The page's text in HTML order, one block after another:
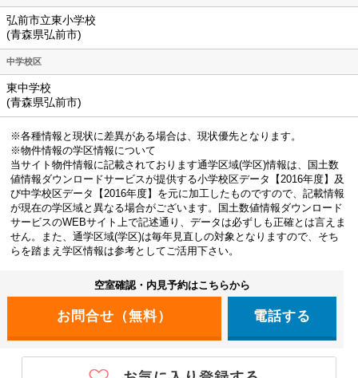
弘前市立東小学校
(青森県弘前市)
中学校区
東中学校
(青森県弘前市)
※各種情報と現状に差異がある場合は、現状優先となります。
※物件情報の学区情報について
当サイト物件情報に記載されております通学区域(学区)情報は、国土数
値情報ダウンロードサービスが提供する小学校区データ【2016年度】及
び中学校区データ【2016年度】を元に加工したものですので、記載情報
が現在の学区域と異なる場合がございます。国土数値情報ダウンロード
サービスのWEBサイト上で記述通り、データは必ずしも正確とは言えま
せん。また、通学区域(学区)は毎年見直しの対象となりますので、そち
らを踏まえ学区情報は参考としてご活用下さい。
空室確認・内見予約はこちらから
電話する